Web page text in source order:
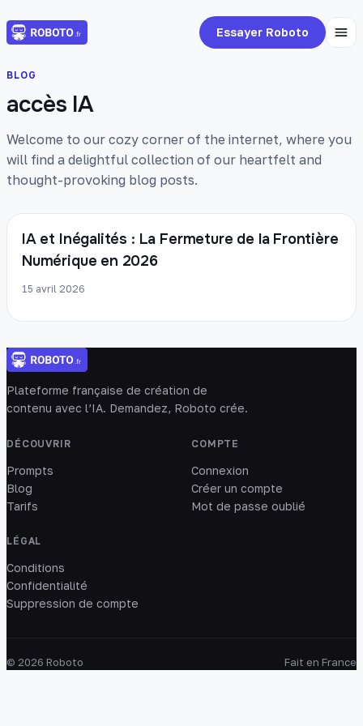
Essayer Roboto
BLOG
accès IA
Welcome to our cozy corner of the internet, where you
will find a delightful collection of our heartfelt and
thought-provoking blog posts.
IA et Inégalités : La Fermeture de la Frontière
Numérique en 2026
15 avril 2026
Plateforme française de création de
contenu avec l’IA. Demandez, Roboto crée.
DÉCOUVRIR
Prompts
Blog
Tarifs
COMPTE
Connexion
Créer un compte
Mot de passe oublié
LÉGAL
Conditions
Confidentialité
Suppression de compte
© 2026 Roboto Fait en France